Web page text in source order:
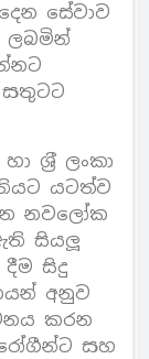
සේවාව
ලබමින්
සතුටට
ශ‍්‍රී ලංකා
යටත්ව
නවලෝක
සියලූ
සිදු
අනුව
කරන
සහ